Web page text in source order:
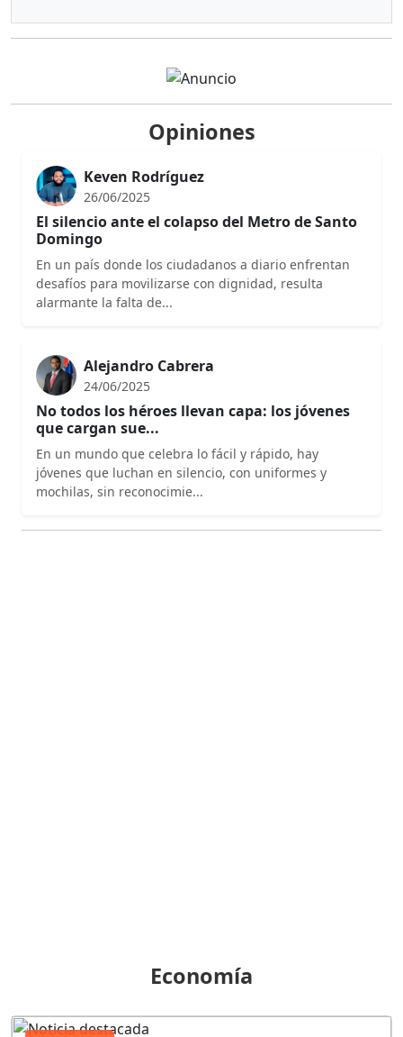
Opiniones
Keven Rodríguez
26/06/2025
El silencio ante el colapso del Metro de Santo
Domingo
En un país donde los ciudadanos a diario enfrentan
desafíos para movilizarse con dignidad, resulta
alarmante la falta de...
Alejandro Cabrera
24/06/2025
No todos los héroes llevan capa: los jóvenes
que cargan sue...
En un mundo que celebra lo fácil y rápido, hay
jóvenes que luchan en silencio, con uniformes y
mochilas, sin reconocimie...
Economía